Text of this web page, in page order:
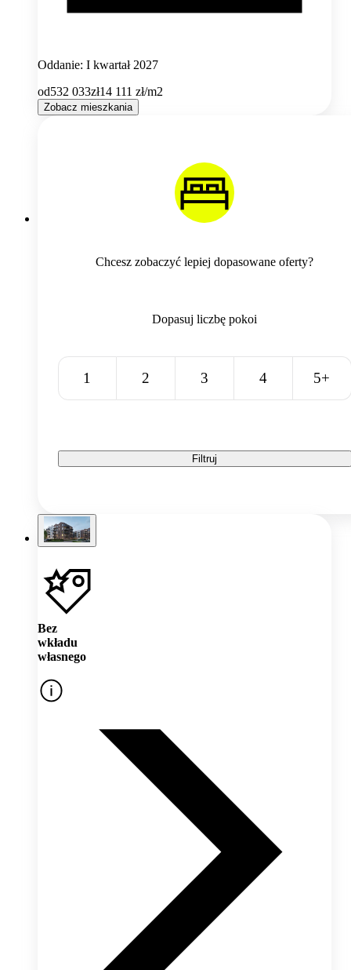
Oddanie: I kwartał 2027
od532 033zł14 111 zł/m2
Zobacz mieszkania
Chcesz zobaczyć lepiej dopasowane oferty?
Dopasuj liczbę pokoi
1 2 3 4 5+
Filtruj
Bez
wkładu
własnego